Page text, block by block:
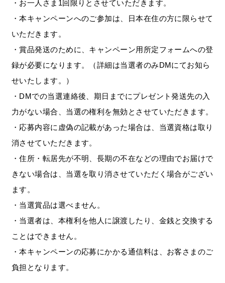
・お一人さま1回限りとさせていただきます。
・本キャンペーンへのご参加は、日本在住の方に限らせて
いただきます。
・賞品発送のために、キャンペーン用所定フォームへの登
録が必要になります。（詳細は当選者のみDMにてお知ら
せいたします。）
・DMでの当選連絡後、期日までにプレゼント発送先の入
力がない場合、当選の権利を無効とさせていただきます。
・応募内容に虚偽の記載があった場合は、当選資格は取り
消させていただきます。
・住所・転居先が不明、長期の不在などの理由でお届けで
きない場合は、当選を取り消させていただく場合がござい
ます。
・当選賞品は選べません。
・当選者は、本権利を他人に譲渡したり、金銭と交換する
ことはできません。
・本キャンペーンの応募にかかる通信料は、お客さまのご
負担となります。